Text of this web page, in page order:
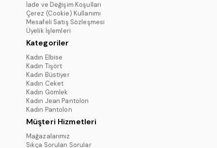
İade ve Değişim Koşulları
Çerez (Cookie) Kullanımı
Mesafeli Satış Sözleşmesi
Üyelik İşlemleri
Kategoriler
Kadın Elbise
Kadın Tişört
Kadın Büstiyer
Kadın Ceket
Kadın Gömlek
Kadın Jean Pantolon
Kadın Pantolon
Müşteri Hizmetleri
Mağazalarımız
Sıkça Sorulan Sorular